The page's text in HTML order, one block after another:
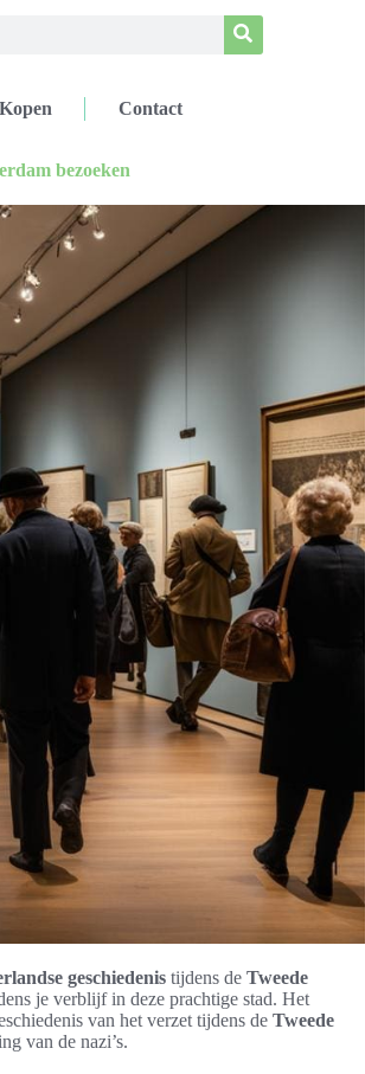
Kopen Contact
bezoeken
geschiedenis tijdens de Tweede
je verblijf in deze prachtige stad. Het
van het verzet tijdens de Tweede
van de nazi’s.